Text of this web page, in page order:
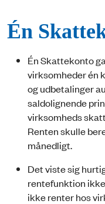
Én
Én Skattekonto
virksomheder én
og udbetalinger
saldolignende
virksomheds
Renten skulle
månedligt.
Det viste sig
rentefunktion
ikke renter hos